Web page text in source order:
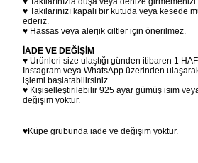
♥ Takılarınızı kapalı bir kutuda veya kesede
ederiz.
♥ Hassas veya alerjik ciltler için önerilmez.
İADE VE DEĞİŞİM
♥ Ürünleri size ulaştığı günden itibaren 1
Instagram veya WhatsApp üzerinden
işlemi başlatabilirsiniz.
♥ Kişiselleştirilebilir 925 ayar gümüş isim
değişim yoktur.
♥Küpe grubunda iade ve değişim yoktur.